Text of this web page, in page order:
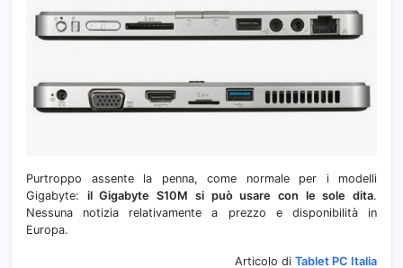
Purtroppo assente la penna, come normale per i modelli
Gigabyte: il Gigabyte S10M si può usare con le sole dita.
Nessuna notizia relativamente a prezzo e disponibilità in
Europa.
Articolo di Tablet PC Italia